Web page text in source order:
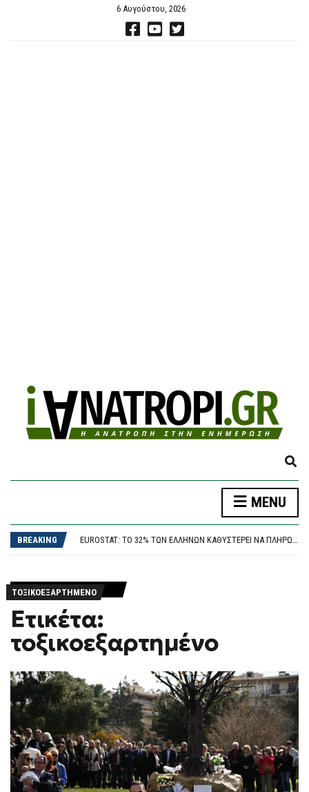
6 Αυγούστου, 2026
E
P
N
M
MENU
BREAKING
ΔΟΛΟΦΟΝΊΑ 38ΧΡΟΝΗΣ ΒΡΕΤΑΝΊΔΑΣ ΣΤΗΝ ΚΥΨΈΛΗ: ΣΤΗΝ ΕΥΕΛΠΊΔΩΝ ΓΙΑ ΝΑ ΑΠΟΛΟΓΗΘΕΊ Ο 26ΧΡΟΝΟΣ ΑΦΓΑΝΌΣ
EUROSTAT: ΤΟ 32% ΤΩΝ ΕΛΛΉΝΩΝ ΚΑΘΥΣΤΕΡΕΊ ΝΑ ΠΛΗΡΏΣΕΙ ΤΟΥΣ ΛΟΓΑΡΙΑΣΜΟΎΣ ΚΟΙΝΉΣ ΩΦΈΛΕΙΑΣ
ΤΟΞΙΚΟΕΞΑΡΤΗΜΈΝΟ
Ετικέτα:
τοξικοεξαρτημένο